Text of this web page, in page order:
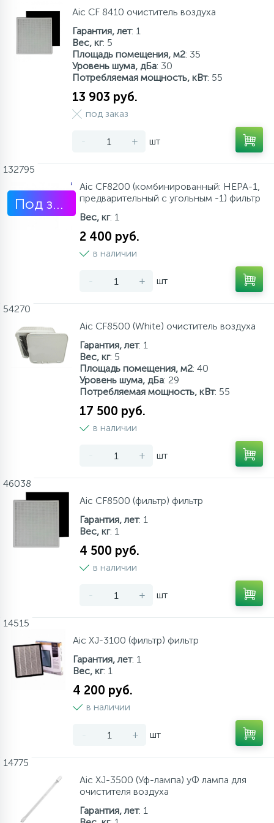
Аксессуары
Aic CF 8410 очиститель воздуха
Гарантия, лет: 1
Вес, кг: 5
Площадь помещения, м2: 35
Уровень шума, дБа: 30
Потребляемая мощность, кВт: 55
13 903 руб.
под заказ
- + шт
Под заказ
132795
Aic CF8200 (комбинированный: НЕРА-1,
предварительный с угольным -1) фильтр
Вес, кг: 1
2 400 руб.
в наличии
- + шт
54270
Aic CF8500 (White) очиститель воздуха
Гарантия, лет: 1
Вес, кг: 5
Площадь помещения, м2: 40
Уровень шума, дБа: 29
Потребляемая мощность, кВт: 55
17 500 руб.
в наличии
- + шт
46038
Aic CF8500 (фильтр) фильтр
Гарантия, лет: 1
Вес, кг: 1
4 500 руб.
в наличии
- + шт
14515
Aic XJ-3100 (фильтр) фильтр
Гарантия, лет: 1
Вес, кг: 1
4 200 руб.
в наличии
- + шт
14775
Aic XJ-3500 (Уф-лампа) уФ лампа для
очистителя воздуха
Гарантия, лет: 1